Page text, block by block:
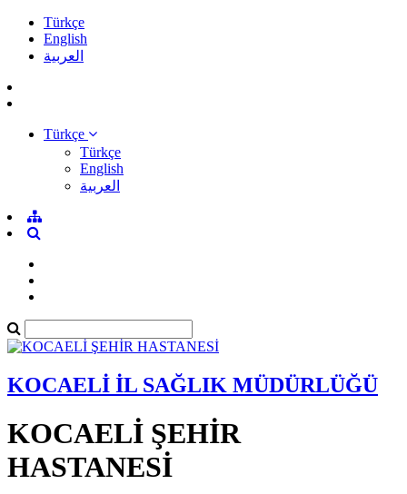
Türkçe
English
العربية
Türkçe
Türkçe
English
العربية
KOCAELİ İL SAĞLIK MÜDÜRLÜĞÜ
KOCAELİ ŞEHİR
HASTANESİ